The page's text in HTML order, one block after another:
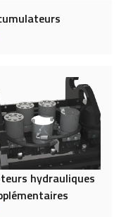
hydrauliques